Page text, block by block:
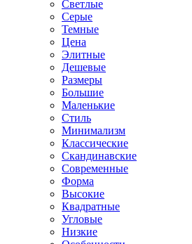
Светлые
Серые
Темные
Цена
Элитные
Дешевые
Размеры
Большие
Маленькие
Стиль
Минимализм
Классические
Скандинавские
Современные
Форма
Высокие
Квадратные
Угловые
Низкие